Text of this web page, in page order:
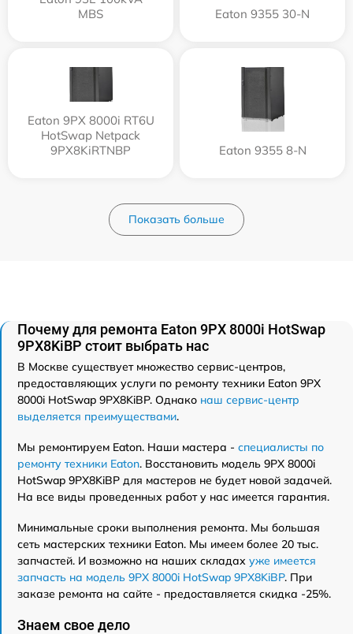
MBS
Eaton 9355 30-N
Eaton 9PX 8000i RT6U
HotSwap Netpack
9PX8KiRTNBP
Eaton 9355 8-N
Показать больше
Почему для ремонта Eaton 9PX 8000i HotSwap
9PX8KiBP стоит выбрать нас
В Москве существует множество сервис-центров,
предоставляющих услуги по ремонту техники Eaton 9PX
8000i HotSwap 9PX8KiBP. Однако наш сервис-центр
выделяется преимуществами.
Мы ремонтируем Eaton. Наши мастера - специалисты по
ремонту техники Eaton. Восстановить модель 9PX 8000i
HotSwap 9PX8KiBP для мастеров не будет новой задачей.
На все виды проведенных работ у нас имеется гарантия.
Минимальные сроки выполнения ремонта. Мы большая
сеть мастерских техники Eaton. Мы имеем более 20 тыс.
запчастей. И возможно на наших складах уже имеется
запчасть на модель 9PX 8000i HotSwap 9PX8KiBP. При
заказе ремонта на сайте - предоставляется скидка -25%.
Знаем свое дело